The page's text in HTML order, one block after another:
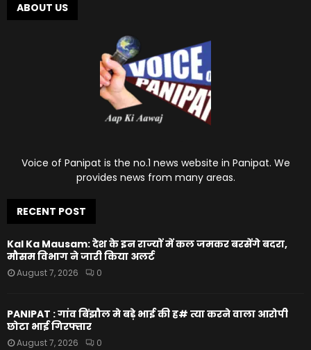
ABOUT US
Voice of Panipat is the no.1 news website in Panipat. We
provides news from many areas.
RECENT POST
Kal Ka Mausam: देश के इन राज्यों में कल जमकर बरसेंगे बदरा,
मौसम विभाग ने जारी किया अलर्ट
August 7, 2026 0
PANIPAT : गांव बिंझौल मे बड़े भाई की ह# त्या करने वाला आरोपी
छोटा भाई गिरफ्तार
August 7, 2026 0